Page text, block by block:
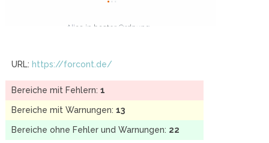
URL: https://forcont.de/
Bereiche mit Fehlern: 1
Bereiche mit Warnungen: 13
Bereiche ohne Fehler und Warnungen: 22